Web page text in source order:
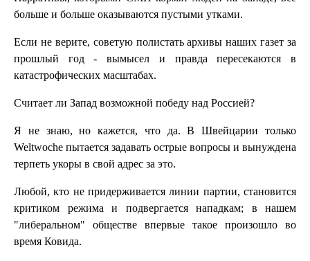
больше и больше оказываются пустыми утками.
Если не верите, советую полистать архивы наших газет за
прошлый год - вымысел и правда пересекаются в
катастрофических масштабах.
Считает ли Запад возможной победу над Россией?
Я не знаю, но кажется, что да. В Швейцарии только
Weltwoche пытается задавать острые вопросы и вынуждена
терпеть укоры в свой адрес за это.
Любой, кто не придерживается линии партии, становится
критиком режима и подвергается нападкам; в нашем
"либеральном" обществе впервые такое произошло во
время Ковида.